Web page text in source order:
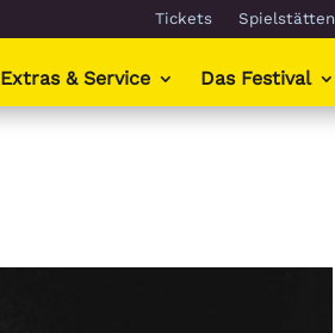
Tickets Spielstätten
Extras & Service Das Festival